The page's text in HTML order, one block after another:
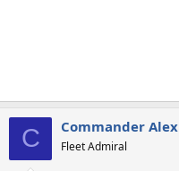
C Commander Alex
Fleet Admiral